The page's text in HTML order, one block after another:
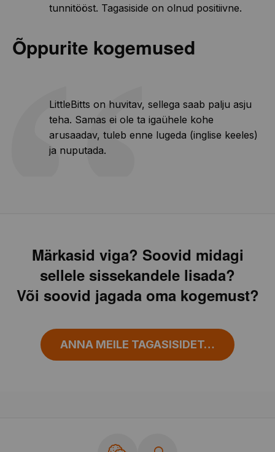
tunnitööst. Tagasiside on olnud positiivne.
Õppurite kogemused
LittleBitts on huvitav, sellega saab palju asju
teha. Samas ei ole ta igaühele kohe
arusaadav, tuleb enne lugeda (inglise keeles)
ja nuputada.
Märkasid viga? Soovid midagi
sellele sissekandele lisada?
Või soovid jagada oma kogemust?
ANNA MEILE TAGASISIDET…